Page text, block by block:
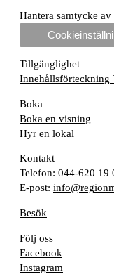
Hantera samtycke
Tillgänglighet
Innehållsförteckning
Boka
Boka en visning
Hyr en lokal
Kontakt
Telefon: 044-620 19
E-post:
Besök
Följ oss
Facebook
Instagram